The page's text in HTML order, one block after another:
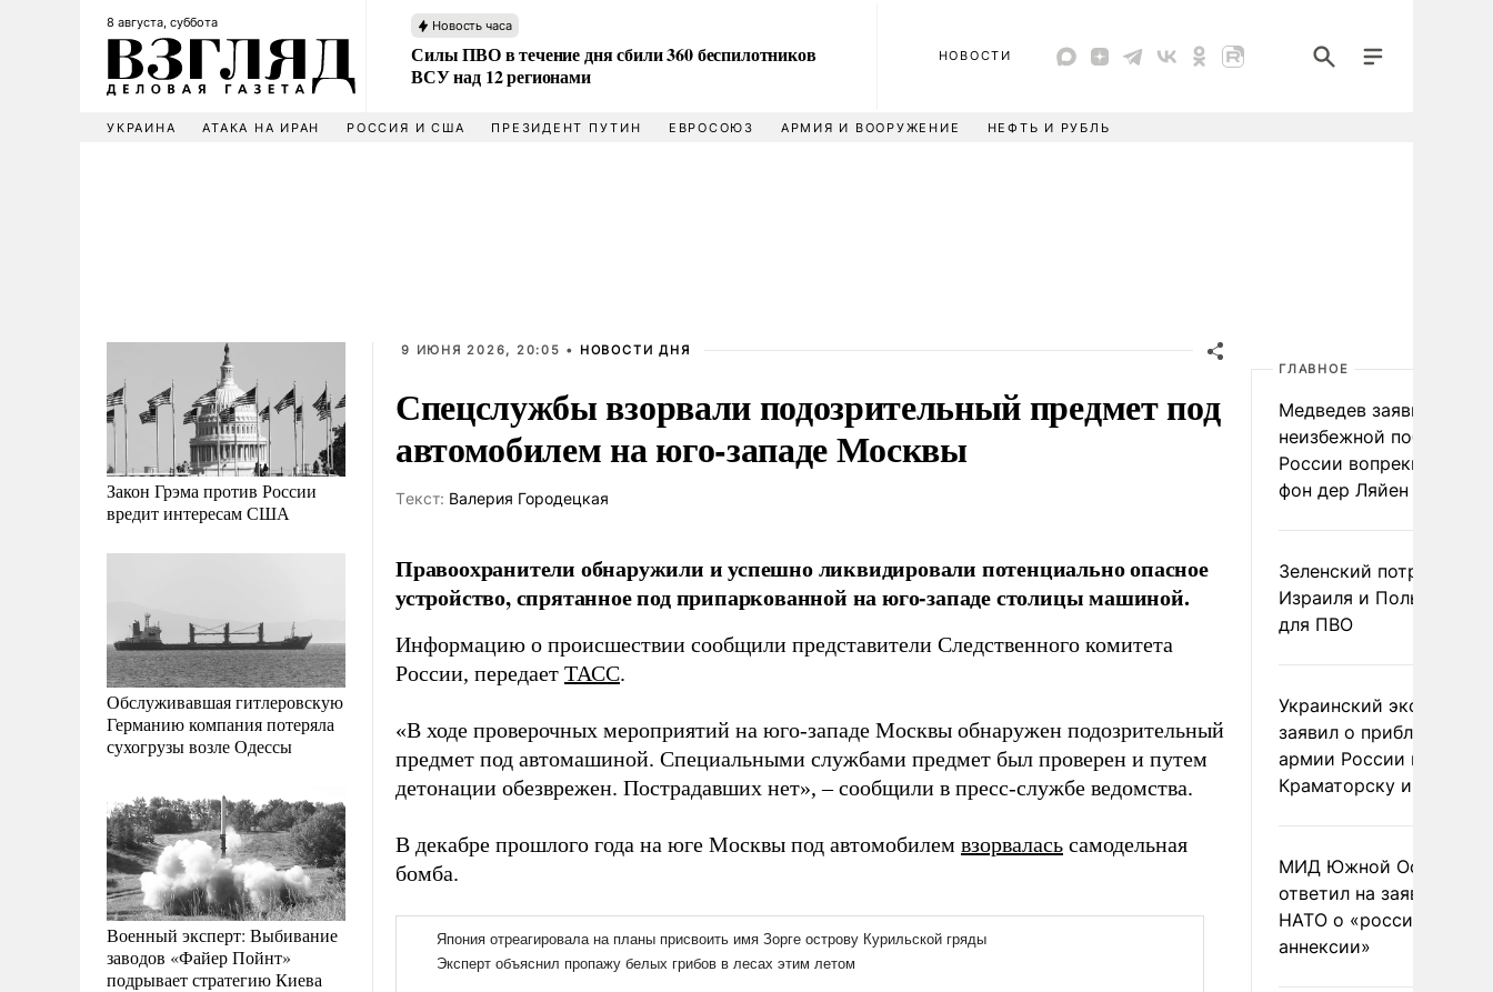
8 августа, суббота Новость часа
Силы ПВО в течение дня сбили 360 беспилотников
ВСУ над 12 регионами
НОВОСТИ
УКРАИНА АТАКА НА ИРАН РОССИЯ И США ПРЕЗИДЕНТ ПУТИН ЕВРОСОЮЗ АРМИЯ И ВООРУЖЕНИЕ НЕФТЬ И РУБЛЬ
Закон Грэма против России
вредит интересам США
Обслуживавшая гитлеровскую
Германию компания потеряла
сухогрузы возле Одессы
Военный эксперт: Выбивание
заводов «Файер Пойнт»
подрывает стратегию Киева
9 ИЮНЯ 2026, 20:05 • НОВОСТИ ДНЯ
Спецслужбы взорвали подозрительный предмет под
автомобилем на юго-западе Москвы
Tекст: Валерия Городецкая
Правоохранители обнаружили и успешно ликвидировали потенциально опасное
устройство, спрятанное под припаркованной на юго-западе столицы машиной.
Информацию о происшествии сообщили представители Следственного комитета
России, передает ТАСС.
«В ходе проверочных мероприятий на юго-западе Москвы обнаружен подозрительный
предмет под автомашиной. Специальными службами предмет был проверен и путем
детонации обезврежен. Пострадавших нет», – сообщили в пресс-службе ведомства.
В декабре прошлого года на юге Москвы под автомобилем взорвалась самодельная
бомба.
ГЛАВНОЕ
Медведев заявил о
неизбежной победе
России вопреки словам
фон дер Ляйен
Зеленский потребовал
Израиля и Польши
для ПВО
Украинский эксперт
заявил о приближении
армии России к
Краматорску и
МИД Южной Осетии
ответил на заявления
НАТО о «российской
аннексии»